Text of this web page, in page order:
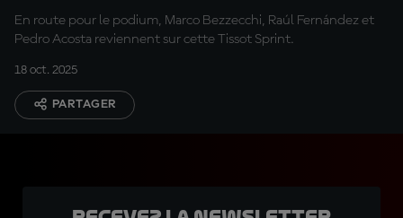
En route pour le podium, Marco Bezzecchi, Raúl Fernández et
Pedro Acosta reviennent sur cette Tissot Sprint.
18 oct. 2025
PARTAGER